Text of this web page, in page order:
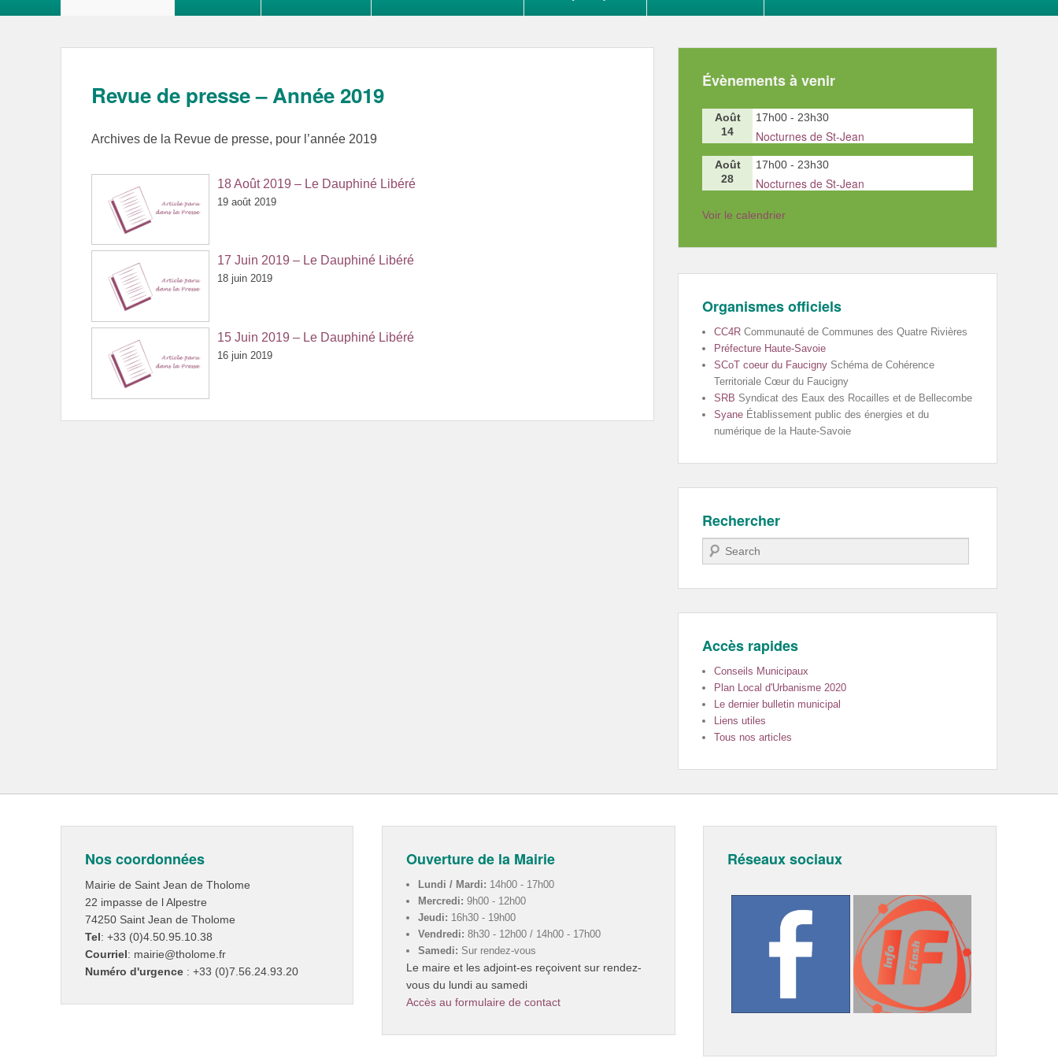
Revue de presse – Année 2019
Archives de la Revue de presse, pour l’année 2019
18 Août 2019 – Le Dauphiné Libéré
19 août 2019
17 Juin 2019 – Le Dauphiné Libéré
18 juin 2019
15 Juin 2019 – Le Dauphiné Libéré
16 juin 2019
Évènements à venir
Août
14
17h00 - 23h30
Nocturnes de St-Jean
Août
28
17h00 - 23h30
Nocturnes de St-Jean
Voir le calendrier
Organismes officiels
CC4R Communauté de Communes des Quatre Rivières
Préfecture Haute-Savoie
SCoT coeur du Faucigny Schéma de Cohérence
Territoriale Cœur du Faucigny
SRB Syndicat des Eaux des Rocailles et de Bellecombe
Syane Établissement public des énergies et du
numérique de la Haute-Savoie
Rechercher
Recherche
Accès rapides
Conseils Municipaux
Plan Local d'Urbanisme 2020
Le dernier bulletin municipal
Liens utiles
Tous nos articles
Nos coordonnées
Mairie de Saint Jean de Tholome
22 impasse de l Alpestre
74250 Saint Jean de Tholome
Tel: +33 (0)4.50.95.10.38
Courriel: mairie@tholome.fr
Numéro d'urgence : +33 (0)7.56.24.93.20
Ouverture de la Mairie
Lundi / Mardi: 14h00 - 17h00
Mercredi: 9h00 - 12h00
Jeudi: 16h30 - 19h00
Vendredi: 8h30 - 12h00 / 14h00 - 17h00
Samedi: Sur rendez-vous
Le maire et les adjoint-es reçoivent sur rendez-
vous du lundi au samedi
Accès au formulaire de contact
Réseaux sociaux